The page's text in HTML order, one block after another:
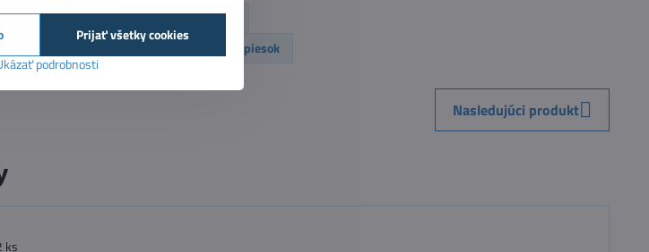
5 rokov 6 - 10 rokov
Carioca
Modelovacie hmoty a kinetický piesok
Nasledujúci produkt
ks
podrobnosti
Prijať všetky cookies